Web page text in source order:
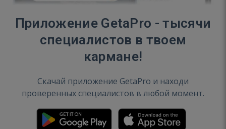
Приложение GetaPro - тысячи
специалистов в твоем
кармане!
Скачай приложение GetaPro и находи
проверенных специалистов в любой момент.